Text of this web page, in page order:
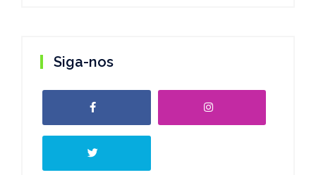
Siga-nos